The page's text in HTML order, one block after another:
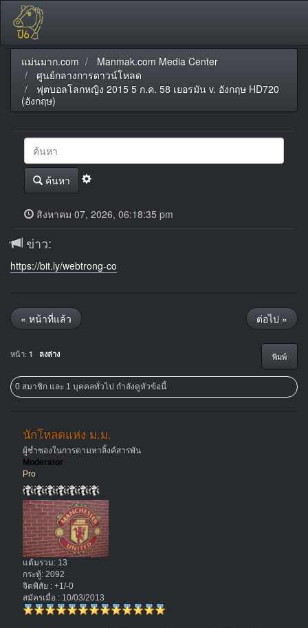
แม่นมาก.com
Manmak.com Media Center
ศูนย์กลางการดาวน์โหลด
ฟุตบอลโลกหญิง 2015 5 ก.ค. 58 เยอรมัน v. อังกฤษ HD720
(อังกฤษ)
ค้นหา
สิงหาคม 07, 2026, 06:18:35 pm
ข่าว:
https://bit.ly/webtrong-co
« หน้าที่แล้ว ต่อไป »
พิมพ์
หน้า: 1 ลงล่าง
0 สมาชิก และ 1 บุคคลทั่วไป กำลังดูหัวข้อนี้
นักโหลดแห่ง ม.ม.
ผู้ช่ำชองในการตามหาลิ้งค์สารพัน
Moderator
Pro
แต้มรวม: 13
กระทู้: 2092
จิตพิสัย : +1/-0
สมัครเมื่อ : 10/03/2013